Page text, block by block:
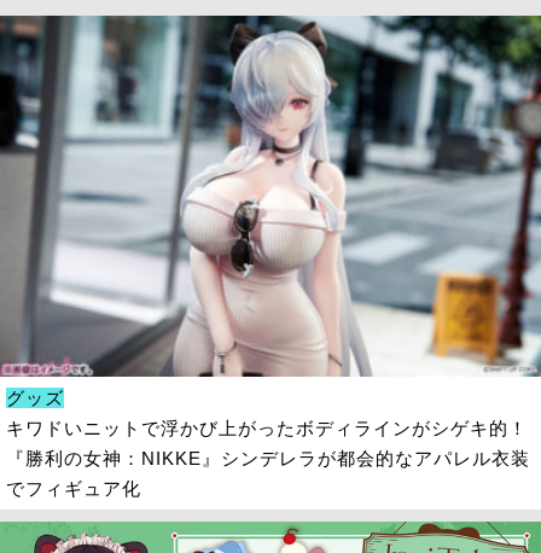
グッズ
キワドいニットで浮かび上がったボディラインがシゲキ的！
『勝利の女神：NIKKE』シンデレラが都会的なアパレル衣装
でフィギュア化